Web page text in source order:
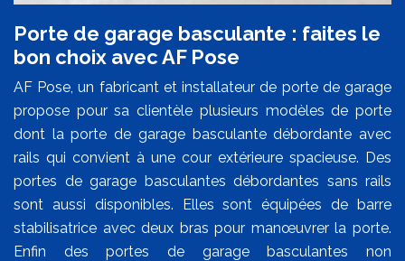
Porte de garage basculante : faites le
bon choix avec AF Pose
AF Pose, un fabricant et installateur de porte de garage
propose pour sa clientèle plusieurs modèles de porte
dont la porte de garage basculante débordante avec
rails qui convient à une cour extérieure spacieuse. Des
portes de garage basculantes débordantes sans rails
sont aussi disponibles. Elles sont équipées de barre
stabilisatrice avec deux bras pour manœuvrer la porte.
Enfin des portes de garage basculantes non